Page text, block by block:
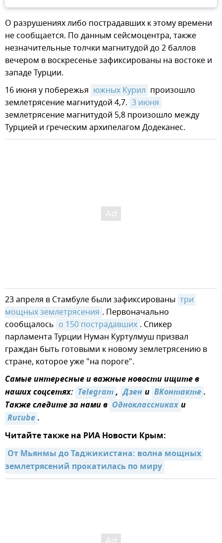
О разрушениях либо пострадавших к этому времени
не сообщается. По данным сейсмоцентра, также
незначительные толчки магнитудой до 2 баллов
вечером в воскресенье зафиксированы на востоке и
западе Турции.
16 июня у побережья южных Курил произошло
землетрясение магнитудой 4,7. 3 июня
землетрясение магнитудой 5,8 произошло между
Турцией и греческим архипелагом Додеканес.
23 апреля в Стамбуле были зафиксированы три
мощных землетрясения . Первоначально
сообщалось о 150 пострадавших . Спикер
парламента Турции Нуман Куртулмуш призвал
граждан быть готовыми к новому землетрясению в
стране, которое уже "на пороге".
Самые интересные и важные новости ищите в
наших соцсетях: Telegram, Дзени ВКонтакте.
Также следите за нами в Одноклассникахи
Rutube.
Читайте также на РИА Новости Крым:
От Мьянмы до Таджикистана: волна мощных
землетрясений прокатилась по миру